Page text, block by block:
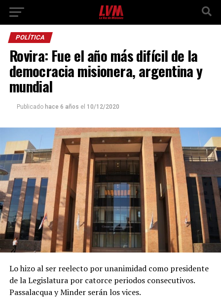
POLÍTICA
Rovira: Fue el año más difícil de la
democracia misionera, argentina y
mundial
Publicado hace 6 años el 10/12/2020
Lo hizo al ser reelecto por unanimidad como presidente
de la Legislatura por catorce periodos consecutivos.
Passalacqua y Minder serán los vices.